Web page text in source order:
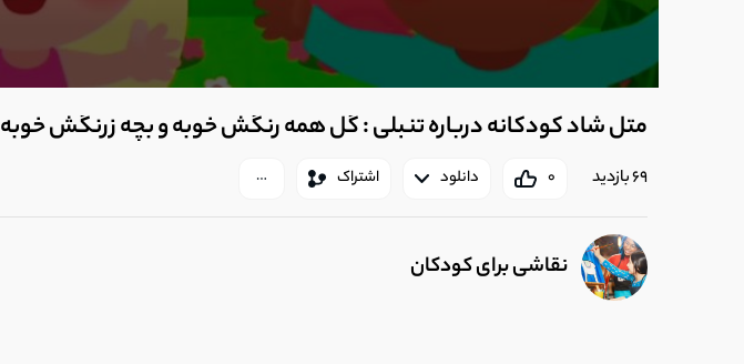
متل شاد کودکانه درباره تنبلی : گل همه رنگش خوبه و بچه‌ زرنگش خوبه
0 دانلود اشتراک 69 بازدید
نقاشی برای کودکان